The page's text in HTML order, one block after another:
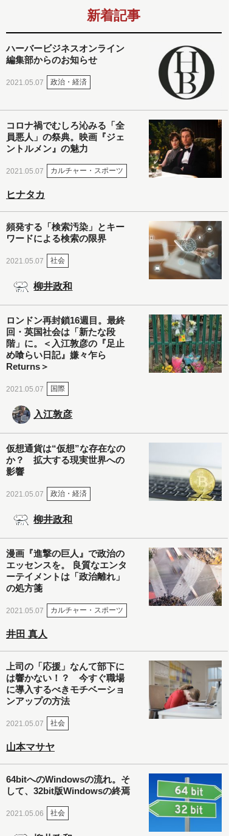
新着記事
ハーバービジネスオンライン
編集部からのお知らせ
2021.05.07 政治・経済
コロナ禍でむしろ沁みる「全
員悪人」の祭典。映画『ジェ
ントルメン』の魅力
2021.05.07 カルチャー・スポーツ
ヒナタカ
頻発する「検索汚染」とキー
ワードによる検索の限界
2021.05.07 社会
柳井政和
ロンドン再封鎖16週目。最終
回・英国社会は「新たな段
階」に。＜入江敦彦の『足止
め喰らい日記』嫌々乍ら
Returns＞
2021.05.07 国際
入江敦彦
仮想通貨は“仮想”な存在なの
か？ 拡大する現実世界への
影響
2021.05.07 政治・経済
柳井政和
漫画『進撃の巨人』で政治の
エッセンスを。 良質なエンタ
ーテイメントは「政治離れ」
の処方箋
2021.05.07 カルチャー・スポーツ
井田 真人
上司の「応援」なんて部下に
は響かない！？ 今すぐ職場
に導入するべきモチベーショ
ンアップの方法
2021.05.07 社会
山本マサヤ
64bitへのWindowsの流れ。そ
して、32bit版Windowsの終焉
2021.05.06 社会